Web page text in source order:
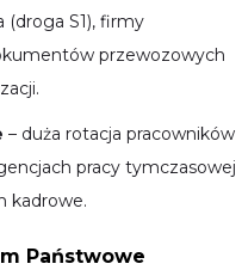
S1), firmy
przewozowych
– duża rotacja pracowników
pracy tymczasowej
kadrowe.
Państwowe